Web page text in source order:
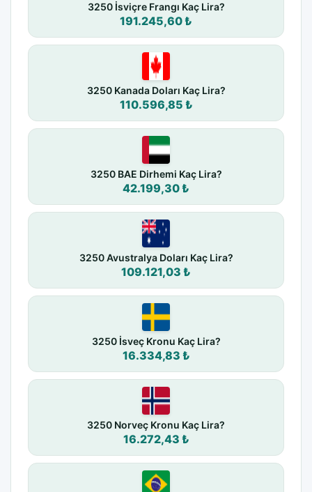
3250 İsviçre Frangı Kaç Lira?
191.245,60 ₺
3250 Kanada Doları Kaç Lira?
110.596,85 ₺
3250 BAE Dirhemi Kaç Lira?
42.199,30 ₺
3250 Avustralya Doları Kaç Lira?
109.121,03 ₺
3250 İsveç Kronu Kaç Lira?
16.334,83 ₺
3250 Norveç Kronu Kaç Lira?
16.272,43 ₺